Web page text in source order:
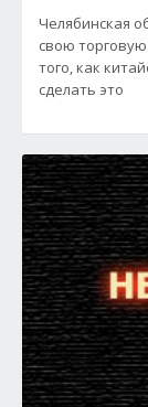
Челябинская
свою торговую
того, как
сделать это